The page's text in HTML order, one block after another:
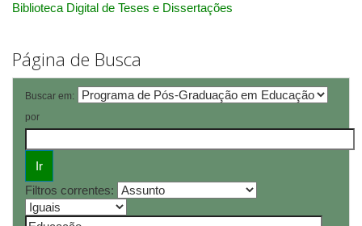
Biblioteca Digital de Teses e Dissertações
Página de Busca
Buscar em:
por
Filtros correntes: